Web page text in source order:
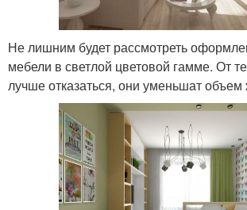
Не лишним будет рассмотреть
мебели в светлой цветовой гамме. От
лучше отказаться, они уменьшат